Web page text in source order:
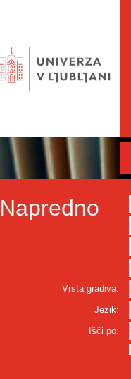
Napredno
Vrsta gradiva:
Jezik:
Išči po: